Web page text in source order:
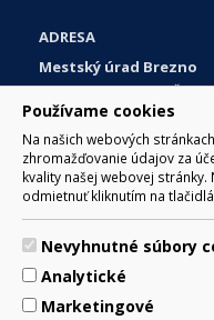
Používame cookies
Na našich webových
zhromažďovanie údajov za
kvality našej webovej
odmietnuť kliknutím na
Nevyhnutné súbory
Analytické
Marketingové
ADRESA
Mestský úrad Brezno
Námestie gen. M. R.
977 01 Brezno
Slovakia (Slovak Republic)
© 2017 Mesto Brezno,
977 01 Tel.: 048/